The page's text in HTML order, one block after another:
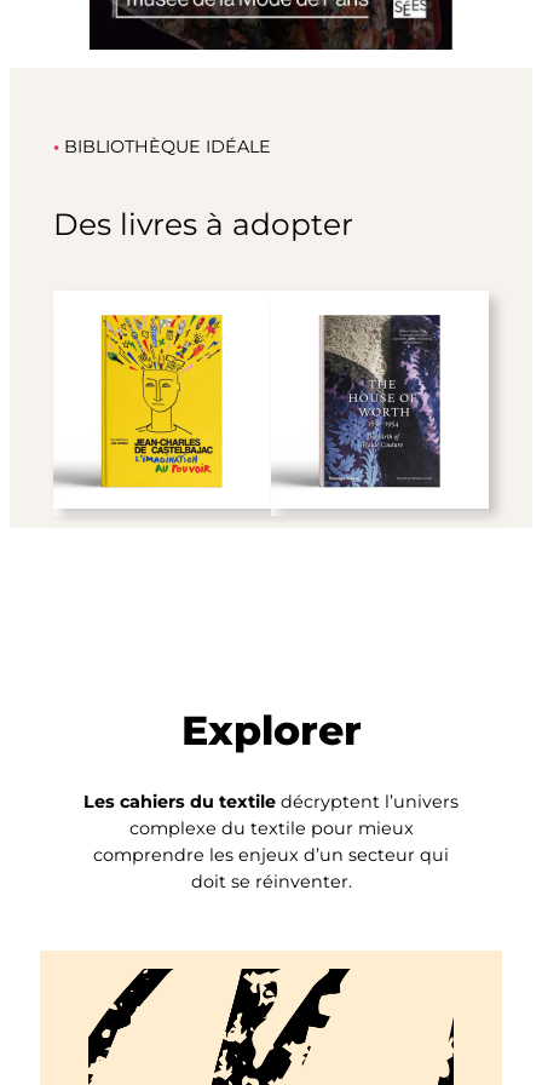
•BIBLIOTHÈQUE IDÉALE
Des livres à adopter
Explorer
Les cahiers du textile décryptent l’univers
complexe du textile pour mieux
comprendre les enjeux d’un secteur qui
doit se réinventer.